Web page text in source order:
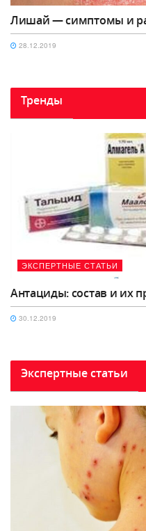
Лишай — симптомы и
28.12.2019
Тренды
ЭКСПЕРТНЫЕ СТАТЬИ
Антациды: состав и их
30.12.2019
Экспертные статьи